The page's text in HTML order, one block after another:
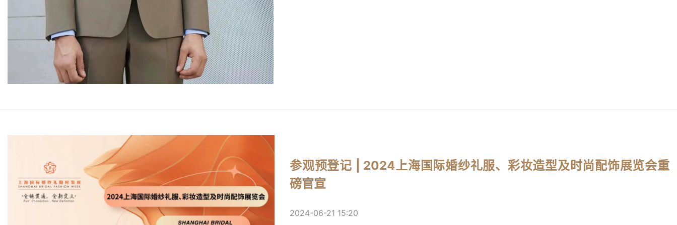
参观预登记 | 2024上海国际婚纱礼服、彩妆造型及时尚配饰展览会重
磅官宣
2024-06-21 15:20